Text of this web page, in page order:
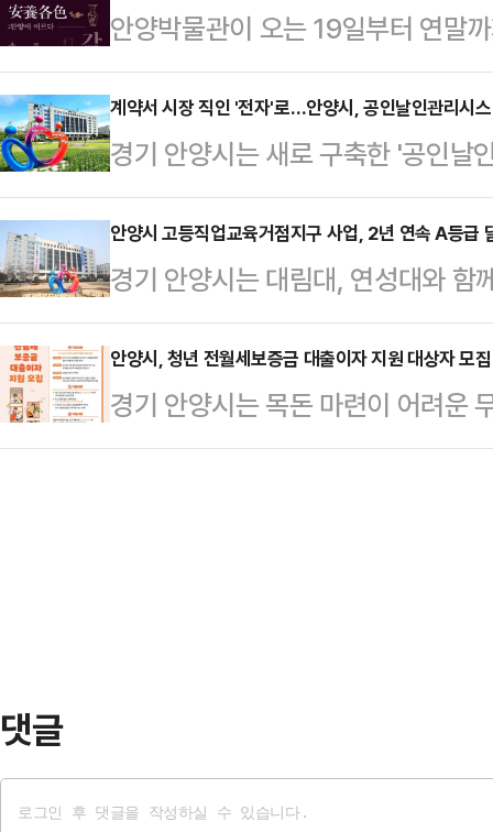
활용한 효율적인 주정차 위반 단속
이터 공간분석을 활용한 효율적인
·도로·인구·건물·cctv 데이터를 분
예상해 효과적으로 단속 및 계도할
분석이 문제 …
안양박물관이 오는 19일부터 연말
'安養各色(안양각색): 안양에 이르
역사와 문화를 보존하는 안양박물
'안양역사관'이라는 이름으로 개관
물관으로 기능을 확대하고자 현 위
관 주위에는 통일신라에 조성된 중
석탑 등 주요 국가유산이 자리하고
해 온 다양한 학술연구 성…
계약서 시장 직인 '전자'로…안양시, 공인날인관리시
경기 안양시는 새로 구축한 '공인날
시장 직인 날인 절차와 대장 관리
인시스템을 통해 각종 신청서·증명
는 시장 직인 날인의 전 과정을 전
한 부서가 새올행정시스템을 통해
직인 이미지를 생성해 날인 처리가
템 데이터베이스(DB)에 자동으로
및 사업소의 각 부서가 총무…
안양시 고등직업교육거점지구 사업, 2년 연속 A등급
경기 안양시는 대림대, 연성대와 함
(HiVE) 사업의 2차년도(2023년)
고 18일 밝혔다.고등직업교육거
년 2월까지 지자체와 지역 대학이
성하기 위한 교육부 공모사업이다.
안양시, 청년 전월세보증금 대출이자 지원 대상자 모집
경기 안양시는 목돈 마련이 어려운
는 '청년 전월세보증금 대출이자 지
댓글